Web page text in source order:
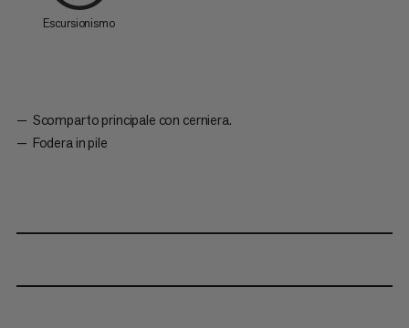
Escursionismo
Scomparto principale con cerniera.
Fodera in pile